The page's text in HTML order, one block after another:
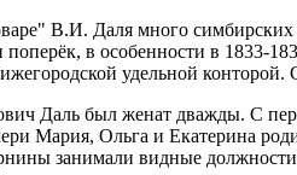
В.И. Даля много
поперёк, в особенности в 1833-
удельной
Даль был женат дважды. С
Мария, Ольга и Екатерина
занимали видные